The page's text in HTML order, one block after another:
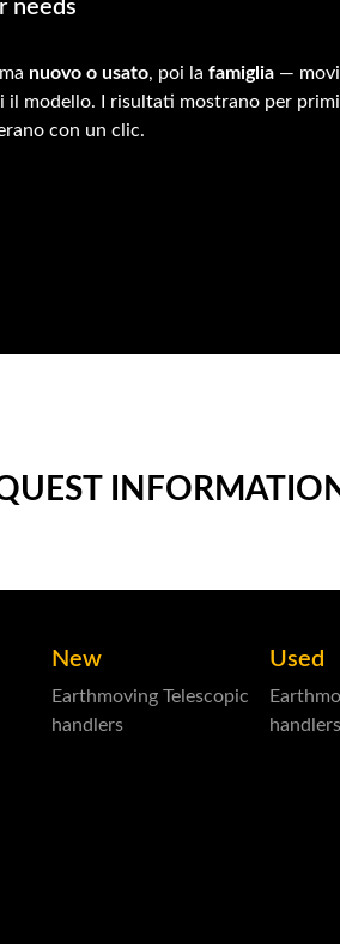
needs
nuovo o usato, poi lafamiglia —
modello. I risultati mostrano per primi
con un clic.
New
Earthmoving Telescopic
handlers
Used
handlers